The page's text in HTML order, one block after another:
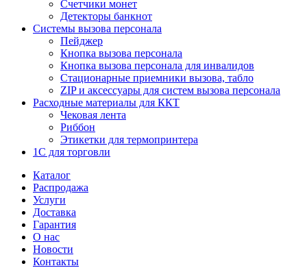
Счетчики монет
Детекторы банкнот
Системы вызова персонала
Пейджер
Кнопка вызова персонала
Кнопка вызова персонала для инвалидов
Стационарные приемники вызова, табло
ZIP и аксессуары для систем вызова персонала
Расходные материалы для ККТ
Чековая лента
Риббон
Этикетки для термопринтера
1С для торговли
Каталог
Распродажа
Услуги
Доставка
Гарантия
О нас
Новости
Контакты